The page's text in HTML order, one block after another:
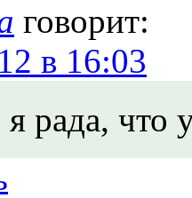
говорит:
в 16:03
я рада,